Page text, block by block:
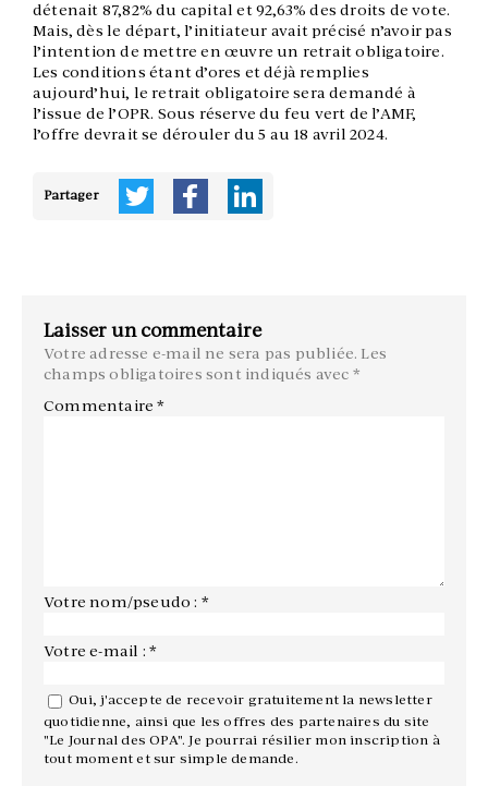
détenait 87,82% du capital et 92,63% des droits de vote.
Mais, dès le départ, l’initiateur avait précisé n’avoir pas
l’intention de mettre en œuvre un retrait obligatoire.
Les conditions étant d’ores et déjà remplies
aujourd’hui, le retrait obligatoire sera demandé à
l’issue de l’OPR. Sous réserve du feu vert de l’AMF,
l’offre devrait se dérouler du 5 au 18 avril 2024.
Partager
Laisser un commentaire
Votre adresse e-mail ne sera pas publiée. Les
champs obligatoires sont indiqués avec *
Commentaire*
Votre nom/pseudo : *
Votre e-mail : *
Oui, j'accepte de recevoir gratuitement la newsletter
quotidienne, ainsi que les offres des partenaires du site
"Le Journal des OPA". Je pourrai résilier mon inscription à
tout moment et sur simple demande.